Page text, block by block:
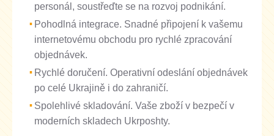
personál, soustřeďte se na rozvoj podnikání.
Pohodlná integrace. Snadné připojení k vašemu
internetovému obchodu pro rychlé zpracování
objednávek.
Rychlé doručení. Operativní odeslání objednávek
po celé Ukrajině i do zahraničí.
Spolehlivé skladování. Vaše zboží v bezpečí v
moderních skladech Ukrposhty.